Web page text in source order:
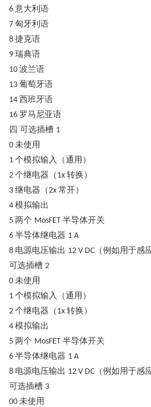
6 意大利语
7 匈牙利语
8 捷克语
9 瑞典语
10 波兰语
13 葡萄牙语
14 西班牙语
16 罗马尼亚语
四 可选插槽 1
0 未使用
1 个模拟输入（通用）
2 个继电器（ 1x 转换）
3 继电器（2x 常开）
4 模拟输出
5 两个 MosFET 半导体开关
6 半导体继电器 1 A
8 电源电压输出 12 V DC （例如用于感
可选插槽 2
0 未使用
1 个模拟输入（通用）
2 个继电器（ 1x 转换）
4 模拟输出
5 两个 MosFET 半导体开关
6 半导体继电器 1 A
8 电源电压输出 12 V DC （例如用于感
可选插槽 3
00 未使用